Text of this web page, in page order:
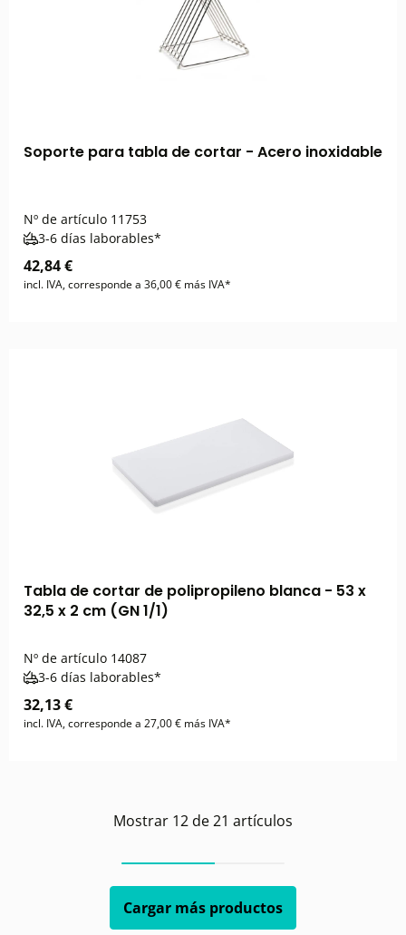
Soporte para tabla de cortar - Acero inoxidable
Nº de artículo 11753
3-6 días laborables*
42,84 €
incl. IVA, corresponde a 36,00 € más IVA*
Tabla de cortar de polipropileno blanca - 53 x
32,5 x 2 cm (GN 1/1)
Nº de artículo 14087
3-6 días laborables*
32,13 €
incl. IVA, corresponde a 27,00 € más IVA*
Mostrar 12de21 artículos
Cargar más productos